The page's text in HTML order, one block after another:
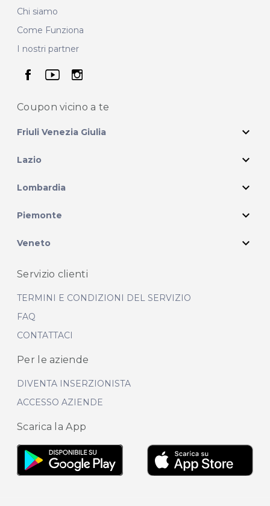
Chi siamo
Come Funziona
I nostri partner
seguici su facebook
seguici su youtube
seguici su instagram
Coupon vicino a te
Friuli Venezia Giulia expand_more
Lazio expand_more
Lombardia expand_more
Piemonte expand_more
Veneto expand_more
Servizio clienti
TERMINI E CONDIZIONI DEL SERVIZIO
FAQ
CONTATTACI
Per le aziende
DIVENTA INSERZIONISTA
ACCESSO AZIENDE
Scarica la App